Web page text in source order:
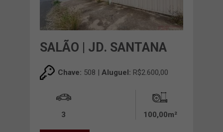
SALÃO | JD. SANTANA
Chave: 508 | Aluguel: R$2.600,00
3 100,00m²